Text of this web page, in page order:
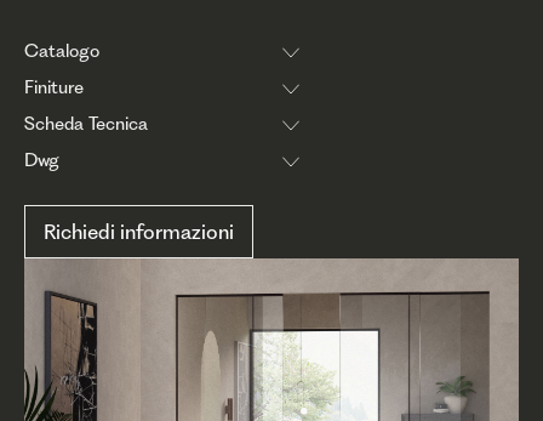
Catalogo
Finiture
Scheda Tecnica
Dwg
Richiedi informazioni